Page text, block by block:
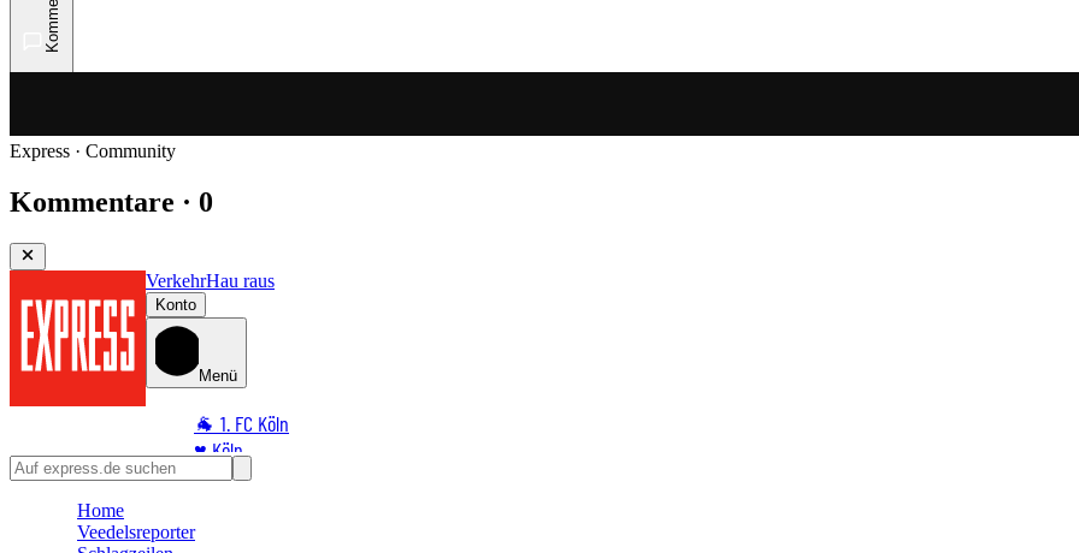
Express · Community
Kommentare · 0
VerkehrHau raus
Konto
Menü
🐐 1. FC Köln
♥️ Köln
⭐ Promi
Home
Veedelsreporter